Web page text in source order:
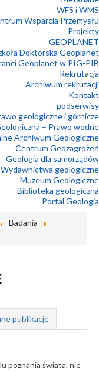
WFS i WMS
Wsparcia Przemysłu
Projekty
GEOPLANET
Doktorska Geoplanet
Geoplanet w PIG-PIB
Rekrutacja
Archiwum rekrutacji
Kontakt
podserwisy
geologiczne i górnicze
– Prawo wodne
Archiwum Geologiczne
Centrum Geozagrożeń
Geologia dla samorządów
Wydawnictwa geologiczne
Muzeum Geologiczne
Biblioteka geologiczna
Portal Geologia
Badania
publikacje
poznania świata, nie